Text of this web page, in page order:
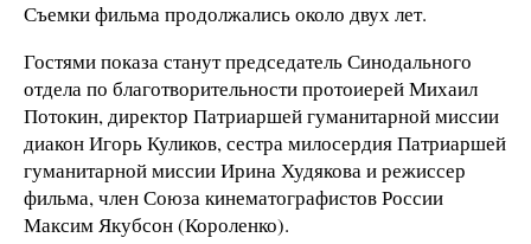
Съемки фильма продолжались около двух лет.
Гостями показа станут председатель Синодального
отдела по благотворительности протоиерей Михаил
Потокин, директор Патриаршей гуманитарной миссии
диакон Игорь Куликов, сестра милосердия Патриаршей
гуманитарной миссии Ирина Худякова и режиссер
фильма, член Союза кинематографистов России
Максим Якубсон (Короленко).